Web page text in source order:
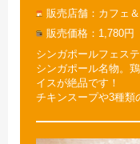
販売店舗
カフェ
販売価格
1,780円
シンガポールフェス
シンガポール名物。
イスが絶品です！
チキンスープや3種類